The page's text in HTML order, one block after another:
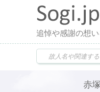
追悼や感謝の想
赤